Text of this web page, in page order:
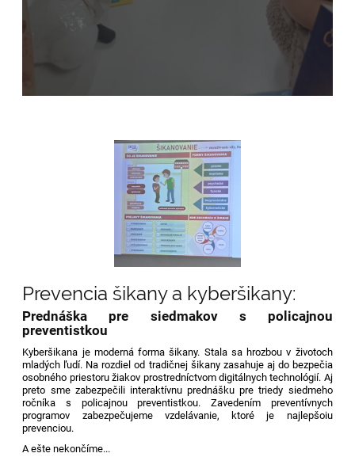
Prevencia šikany a kyberšikany:
Prednáška pre siedmakov s policajnou
preventistkou
Kyberšikana je moderná forma šikany. Stala sa hrozbou v životoch
mladých ľudí. Na rozdiel od tradičnej šikany zasahuje aj do bezpečia
osobného priestoru žiakov prostredníctvom digitálnych technológií. Aj
preto sme zabezpečili interaktívnu prednášku pre triedy siedmeho
ročníka s policajnou preventistkou. Zavedením preventívnych
programov zabezpečujeme vzdelávanie, ktoré je najlepšoiu
prevenciou.
A ešte nekončíme...